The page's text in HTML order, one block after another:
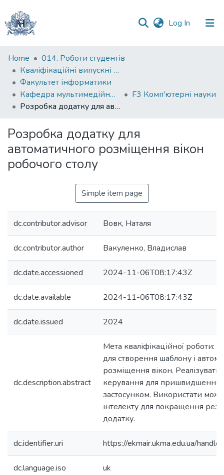
Log In (current)
Communities
&
Collections
All of DSpace
Statistics
Home
014. Роботи студентів
Кваліфікаційні випускні роботи здобувачів вищої освіти бакалаврських програм
Факультет інформатики
Кафедра мультимедійних систем
F3 Комп'ютерні науки
Розробка додатку для автоматичного розміщення вікон робочого столу
Розробка додатку для
автоматичного розміщення вікон
робочого столу
Simple item page
dc.contributor.advisor Вовк, Наталя
dc.contributor.author Вакуленко, Владислав
dc.date.accessioned 2024-11-06T08:17:43Z
dc.date.available 2024-11-06T08:17:43Z
dc.date.issued 2024
dc.description.abstract
Мета кваліфікаційної роботи:
для створення шаблону і
розміщення вікон. Реалізувати
керування для пришвидшення
застосунком. Використати
інтелекту для покращення
додатку.
dc.identifier.uri https://ekmair.ukma.edu.ua/
dc.language.iso uk